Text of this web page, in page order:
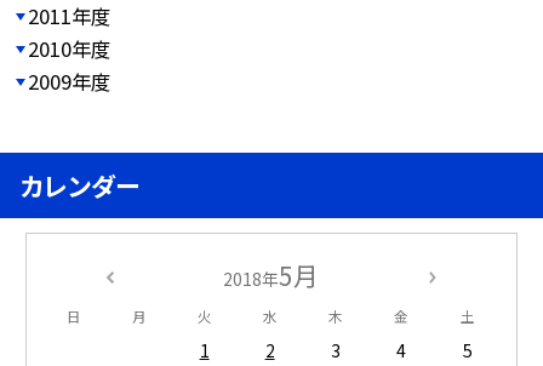
2011年度
2010年度
2009年度
カレンダー
2018年5月
日 月 火 水 木 金 土
1 2 3 4
5